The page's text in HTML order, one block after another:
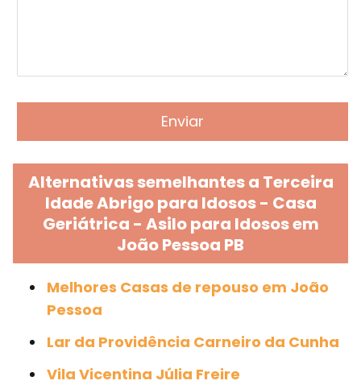
Alternativas semelhantes a Terceira
Idade Abrigo para Idosos - Casa
Geriátrica - Asilo para Idosos em
João Pessoa PB
Melhores Casas de repouso em João
Pessoa
Lar da Providência Carneiro da Cunha
Vila Vicentina Júlia Freire